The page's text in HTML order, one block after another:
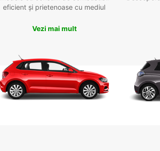
eficient și prietenoase cu mediul
Vezi mai mult